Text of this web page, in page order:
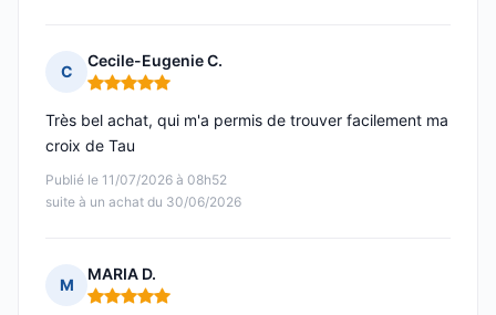
C
Cecile-Eugenie C.
Note : 5 sur 5
Publié le 11/07/2026 à 08h52
suite à un achat du 30/06/2026
Très bel achat, qui m'a permis de trouver facilement ma
croix de Tau
M
MARIA D.
Note : 5 sur 5